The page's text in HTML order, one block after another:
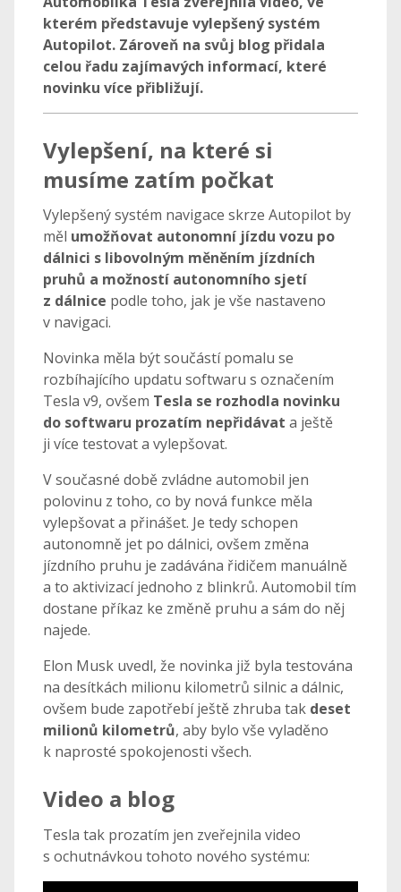
kterém představuje vylepšený systém
Autopilot. Zároveň na svůj blog přidala
celou řadu zajímavých informací, které
novinku více přibližují.
Vylepšení, na které si
musíme zatím počkat
Vylepšený systém navigace skrze Autopilot by
měl umožňovat autonomní jízdu vozu po
dálnici s libovolným měněním jízdních
pruhů a možností autonomního sjetí
z dálnice podle toho, jak je vše nastaveno
v navigaci.
Novinka měla být součástí pomalu se
rozbíhajícího updatu softwaru s označením
Tesla v9, ovšem Tesla se rozhodla novinku
do softwaru prozatím nepřidávat a ještě
ji více testovat a vylepšovat.
V současné době zvládne automobil jen
polovinu z toho, co by nová funkce měla
vylepšovat a přinášet. Je tedy schopen
autonomně jet po dálnici, ovšem změna
jízdního pruhu je zadávána řidičem manuálně
a to aktivizací jednoho z blinkrů. Automobil tím
dostane příkaz ke změně pruhu a sám do něj
najede.
Elon Musk uvedl, že novinka již byla testována
na desítkách milionu kilometrů silnic a dálnic,
ovšem bude zapotřebí ještě zhruba tak deset
milionů kilometrů, aby bylo vše vyladěno
k naprosté spokojenosti všech.
Video a blog
Tesla tak prozatím jen zveřejnila video
s ochutnávkou tohoto nového systému: